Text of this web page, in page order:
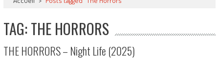
TAG: THE HORRORS
THE HORRORS – Night Life (2025)